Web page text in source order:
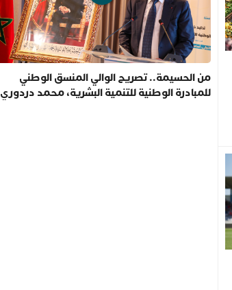
من الحسيمة.. تصريح الوالي المنسق الوطني
للمبادرة الوطنية للتنمية البشرية، محمد دردوري